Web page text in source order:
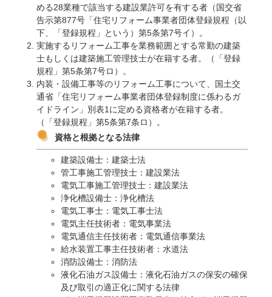
める28業種で該当する建設業許可を有する者（国交省
告示第877号「住宅リフォーム事業者団体登録規程（以
下、「登録規程」という）第5条第7号イ）。
実施するリフォーム工事を業務範囲とする常勤の建築
士もしくは建築施工管理技士が在籍する者。（「登録
規程」第5条第7号ロ）。
内装・設備工事等のリフォーム工事について、国土交
通省「住宅リフォーム事業者団体登録制度に係わるガ
イドライン」別表1に定める資格者が在籍する者。
（「登録規程」第5条第7条ロ）。
資格と根拠となる法律
建築設備士：建築士法
管工事施工管理技士：建設業法
電気工事施工管理技士：建設業法
浄化槽設備士：浄化槽法
電気工事士：電気工事士法
電気主任技術者：電気事業法
電気通信主任技術者：電気通信事業法
給水装置工事主任技術者：水道法
消防設備士：消防法
液化石油ガス設備士：液化石油ガスの保安の確保
及び取引の適正化に関する法律